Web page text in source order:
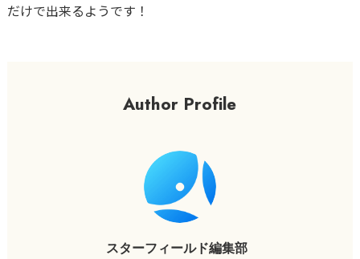
だけで出来るようです！
Author Profile
スターフィールド編集部